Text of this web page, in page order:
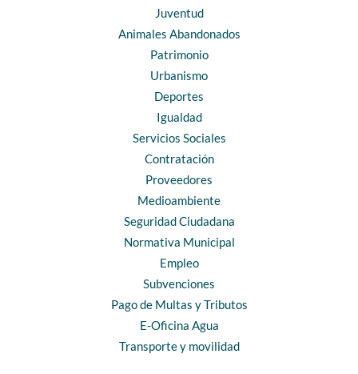
Juventud
Animales Abandonados
Patrimonio
Urbanismo
Deportes
Igualdad
Servicios Sociales
Contratación
Proveedores
Medioambiente
Seguridad Ciudadana
Normativa Municipal
Empleo
Subvenciones
Pago de Multas y Tributos
E-Oficina Agua
Transporte y movilidad